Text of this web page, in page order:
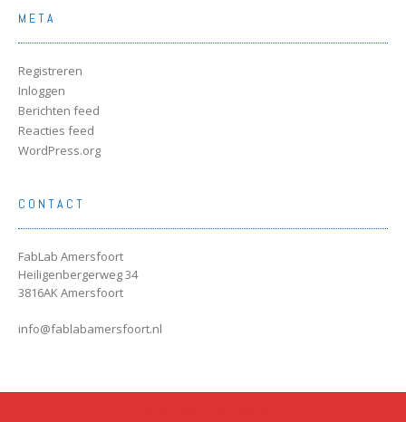
META
Registreren
Inloggen
Berichten feed
Reacties feed
WordPress.org
CONTACT
FabLab Amersfoort
Heiligenbergerweg 34
3816AK Amersfoort
info@fablabamersfoort.nl